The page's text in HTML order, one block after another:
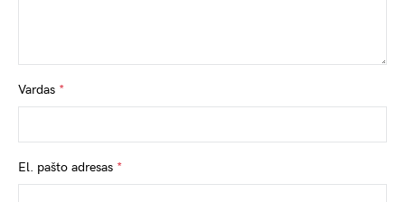
Vardas *
El. pašto adresas *